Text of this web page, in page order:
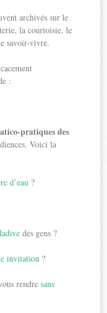
archivés sur le
la courtoisie, le
savoir-vivre.
:
pratiques des
Voici la
d’eau ?
des gens ?
invitation ?
rendresans